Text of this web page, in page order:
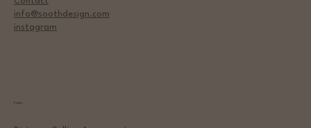
info@soothdesign.com
instagram
Policies